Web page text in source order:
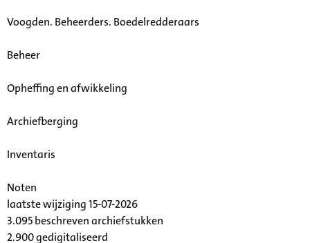
Voogden. Beheerders. Boedelredderaars
Beheer
Opheffing en afwikkeling
Archiefberging
Inventaris
Noten
laatste wijziging 15-07-2026
3.095 beschreven archiefstukken
2.900 gedigitaliseerd